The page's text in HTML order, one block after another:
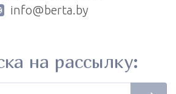
info@berta.by
на рассылку: